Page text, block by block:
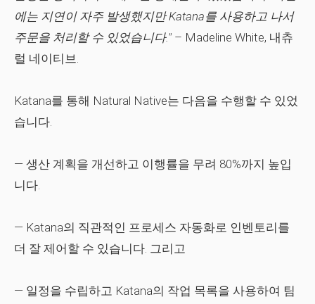
에는 지연이 자주 발생했지만 Katana를 사용하고 나서
주문을 처리할 수 있었습니다." – Madeline White, 내츄
럴 네이티브.
Katana를 통해 Natural Native는 다음을 수행할 수 있었
습니다.
— 생산 계획을 개선하고 이행률을 무려 80%까지 높입
니다.
— Katana의 직관적인 프로세스 자동화로 인벤토리를
더 잘 제어할 수 있습니다. 그리고
— 일정을 수립하고 Katana의 작업 목록을 사용하여 팀